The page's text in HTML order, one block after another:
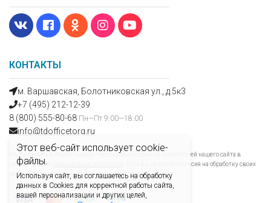
Этот веб-сайт использует cookie-
файлы.
Используя сайт, вы соглашаетесь на обработку
данных в Cookies для корректной работы сайта,
вашей персонализации и других целей,
КОНТАКТЫ
м. Варшавская, Болотниковская ул., д.5к3
+7 (495) 212-12-39
8 (800) 555-80-68 Пн—Пт 9:00—18:00
info@tdofficetorg.ru
Мы получаем и обрабатываем персональные данные посетителей нашего сайта в
соответствии с
. Если вы не даете согласия на обработку своих
персональных данных, вам необходимо покинуть наш сайт.